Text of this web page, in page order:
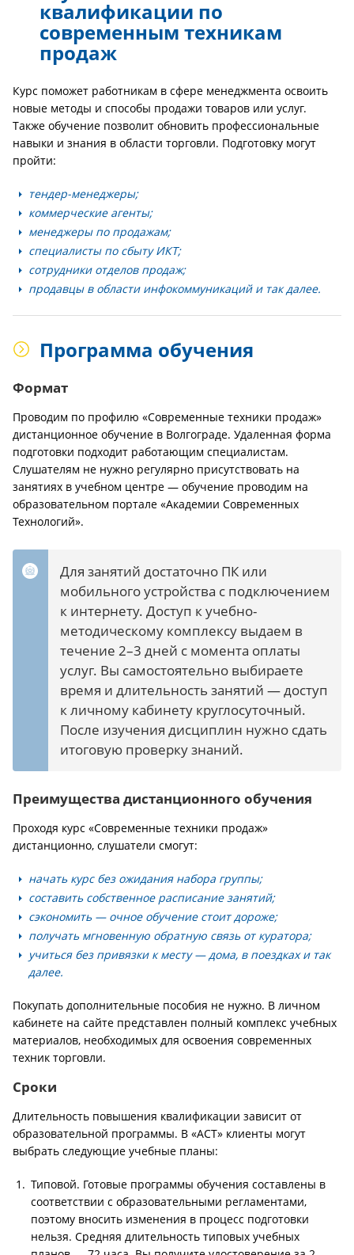
квалификации по
современным техникам
продаж
Курс поможет работникам в сфере менеджмента освоить
новые методы и способы продажи товаров или услуг.
Также обучение позволит обновить профессиональные
навыки и знания в области торговли. Подготовку могут
пройти:
тендер-менеджеры;
коммерческие агенты;
менеджеры по продажам;
специалисты по сбыту ИКТ;
сотрудники отделов продаж;
продавцы в области инфокоммуникаций и так далее.
Программа обучения
Формат
Проводим по профилю «Современные техники продаж»
дистанционное обучение в Волгограде. Удаленная форма
подготовки подходит работающим специалистам.
Слушателям не нужно регулярно присутствовать на
занятиях в учебном центре — обучение проводим на
образовательном портале «Академии Современных
Технологий».
Для занятий достаточно ПК или
мобильного устройства с подключением
к интернету. Доступ к учебно-
методическому комплексу выдаем в
течение 2–3 дней с момента оплаты
услуг. Вы самостоятельно выбираете
время и длительность занятий — доступ
к личному кабинету круглосуточный.
После изучения дисциплин нужно сдать
итоговую проверку знаний.
Преимущества дистанционного обучения
Проходя курс «Современные техники продаж»
дистанционно, слушатели смогут:
начать курс без ожидания набора группы;
составить собственное расписание занятий;
сэкономить — очное обучение стоит дороже;
получать мгновенную обратную связь от куратора;
учиться без привязки к месту — дома, в поездках и так
далее.
Покупать дополнительные пособия не нужно. В личном
кабинете на сайте представлен полный комплекс учебных
материалов, необходимых для освоения современных
техник торговли.
Сроки
Длительность повышения квалификации зависит от
образовательной программы. В «АСТ» клиенты могут
выбрать следующие учебные планы:
Типовой. Готовые программы обучения составлены в
соответствии с образовательными регламентами,
поэтому вносить изменения в процесс подготовки
нельзя. Средняя длительность типовых учебных